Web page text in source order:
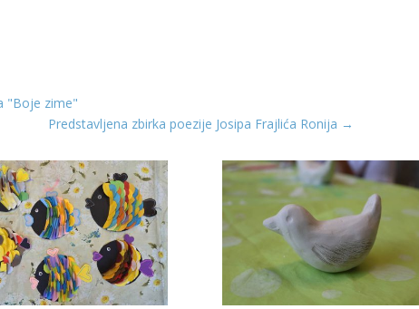
"Boje zime"
Predstavljena zbirka poezije Josipa Frajlića Ronija →